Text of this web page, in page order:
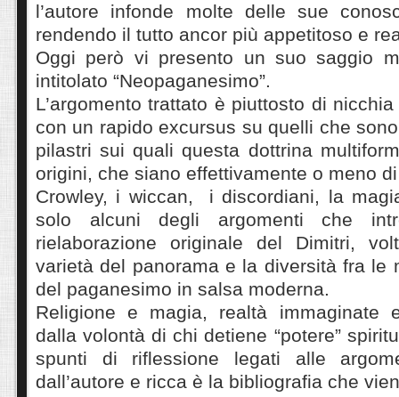
l’autore infonde molte delle sue
rendendo il tutto ancor più appetitoso e
Oggi però vi presento un suo saggio
intitolato “Neopaganesimo”.
L’argomento trattato è piuttosto di
con un rapido excursus su quelli che
pilastri sui quali questa dottrina
origini, che siano effettivamente o meno
Crowley, i wiccan, i discordiani, la
solo alcuni degli argomenti che
rielaborazione originale del Dimitri,
varietà del panorama e la diversità fra le
del paganesimo in salsa moderna.
Religione e magia, realtà immaginate
dalla volontà di chi detiene “potere”
spunti di riflessione legati alle
dall’autore e ricca è la bibliografia che